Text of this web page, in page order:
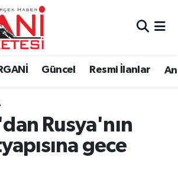
Güncel Resmi İlanlar
Rusya'nın
gece
Eczaneler
Yoğunluk Haritası
Durumu ve Fikstür